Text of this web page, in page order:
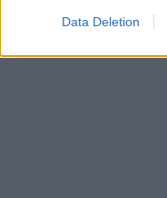
Data Deletion